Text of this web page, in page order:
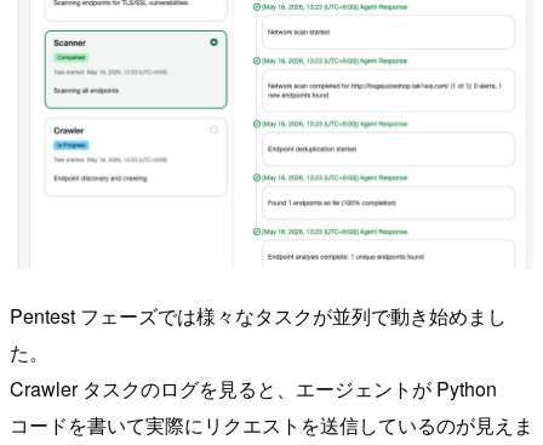
Pentest フェーズでは様々なタスクが並列で動き始めまし
た。
Crawler タスクのログを見ると、エージェントが Python
コードを書いて実際にリクエストを送信しているのが見えま